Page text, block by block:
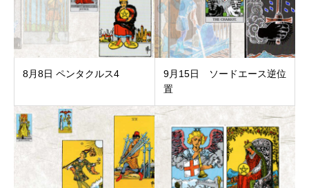
8月8日 ペンタクルス4
9月15日 ソードエース逆位
置